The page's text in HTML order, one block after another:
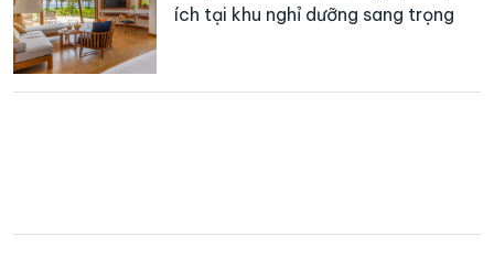
ích tại khu nghỉ dưỡng sang trọng